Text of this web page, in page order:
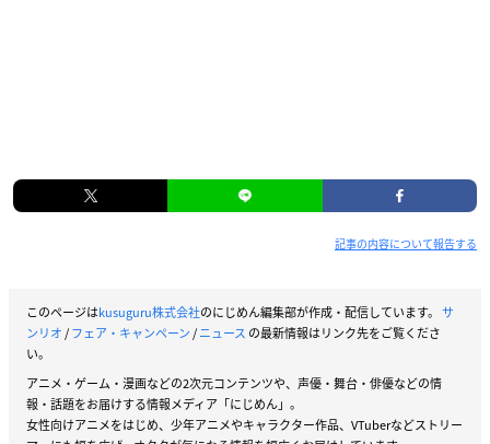
記事の内容について報告する
このページはkusuguru株式会社のにじめん編集部が作成・配信しています。 サ
ンリオ/フェア・キャンペーン/ニュース の最新情報はリンク先をご覧くださ
い。
アニメ・ゲーム・漫画などの2次元コンテンツや、声優・舞台・俳優などの情
報・話題をお届けする情報メディア「にじめん」。
女性向けアニメをはじめ、少年アニメやキャラクター作品、VTuberなどストリー